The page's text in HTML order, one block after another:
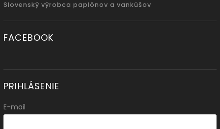
Slovenský výrobca paplónov a vankúšov
FACEBOOK
PRIHLÁSENIE
E-mail